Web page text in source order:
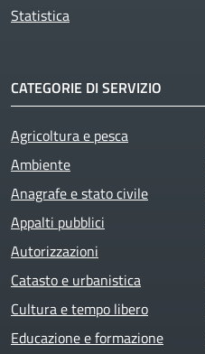
Statistica
CATEGORIE DI SERVIZIO
Agricoltura e pesca
Ambiente
Anagrafe e stato civile
Appalti pubblici
Autorizzazioni
Catasto e urbanistica
Cultura e tempo libero
Educazione e formazione